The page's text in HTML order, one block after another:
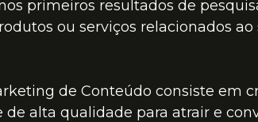
primeiros resultados de
ou serviços relacionados ao
de Conteúdo consiste em
alta qualidade para atrair e